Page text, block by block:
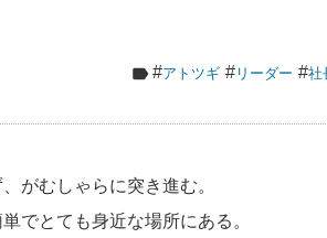
議での「社長の３分間
たい、知っておきたい、やってお
講座(95)
バチの『経営戦略の新常識』(12)
長の３分間スピーチ」ネタ帳(159)
(100)
人と組織を動かす(200)
損益分岐点を下げる、Ｐ／Ｌ不況時代の
ろ」(149)
銀行交渉はこうしなさい！(12)
顧客・社員・社会から支持さ
門」(23)
クレーム対
デキル社員
東川鷹年の
渡
経
#アトツギ # リーダー #社
がむしゃらに突き進む。
でとても身近な場所にある。